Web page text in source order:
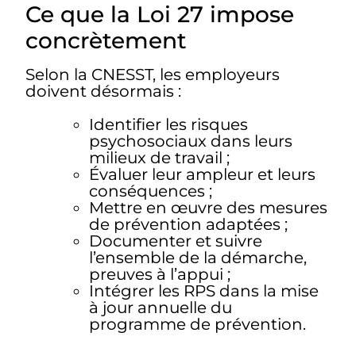
Ce que la Loi 27 impose
concrètement
Selon la CNESST, les employeurs
doivent désormais :
Identifier les risques
psychosociaux dans leurs
milieux de travail ;
Évaluer leur ampleur et leurs
conséquences ;
Mettre en œuvre des mesures
de prévention adaptées ;
Documenter et suivre
l’ensemble de la démarche,
preuves à l’appui ;
Intégrer les RPS dans la mise
à jour annuelle du
programme de prévention.